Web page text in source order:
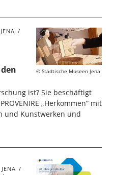
Städtische Museen Jena
ist? Sie beschäftigt
„Herkommen“ mit
und Kunstwerken und